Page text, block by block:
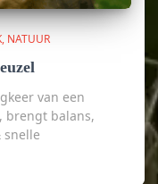
NATUUR
van een
brengt balans,
snelle